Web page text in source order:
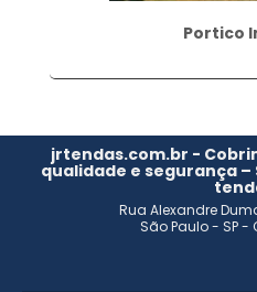
Portico
jrtendas.com.br -
qualidade e segurança
Rua Alexandre
São Paulo - SP -